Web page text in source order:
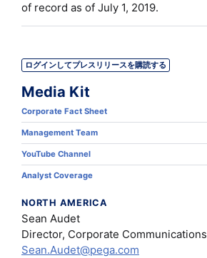
of record as of July 1, 2019.
ログインしてプレスリリースを購読する
Media Kit
Corporate Fact Sheet
Management Team
YouTube Channel
Analyst Coverage
NORTH AMERICA
Sean Audet
Director, Corporate Communications
Sean.Audet@pega.com